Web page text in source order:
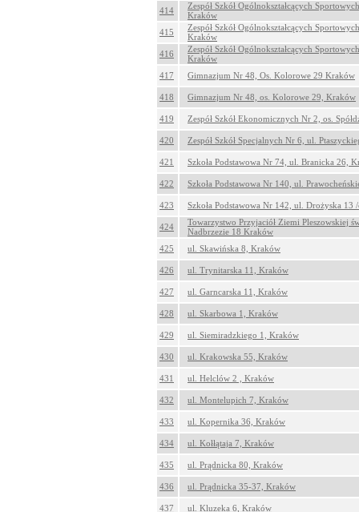
414
Zespół Szkół Ogólnokształcących
Kraków
415
Zespół Szkół Ogólnokształcących
Kraków
416
Zespół Szkół Ogólnokształcących
Kraków
417
Gimnazjum Nr 48, Os. Kolorowe 29 Kraków
418 Gimnazjum Nr 48, os. Kolorowe 29, Kraków
419 Zespół Szkół Ekonomicznych Nr 2, os.
420 Zespół Szkół Specjalnych Nr 6, ul.
421 Szkoła Podstawowa Nr 74, ul. Branicka 26,
422 Szkoła Podstawowa Nr 140, ul.
423 Szkoła Podstawowa Nr 142, ul. Drożyska 13
424
Towarzystwo Przyjaciół Ziemi Pleszowskiej
Nadbrzezie 18 Kraków
425
ul. Skawińska 8, Kraków
426 ul. Trynitarska 11, Kraków
427 ul. Garncarska 11, Kraków
428 ul. Skarbowa 1, Kraków
429 ul. Siemiradzkiego 1, Kraków
430 ul. Krakowska 55, Kraków
431 ul. Helclów 2 , Kraków
432 ul. Montelupich 7, Kraków
433 ul. Kopernika 36, Kraków
434 ul. Kołłątaja 7, Kraków
435 ul. Prądnicka 80, Kraków
436 ul. Prądnicka 35-37, Kraków
437 ul. Kluzeka 6, Kraków